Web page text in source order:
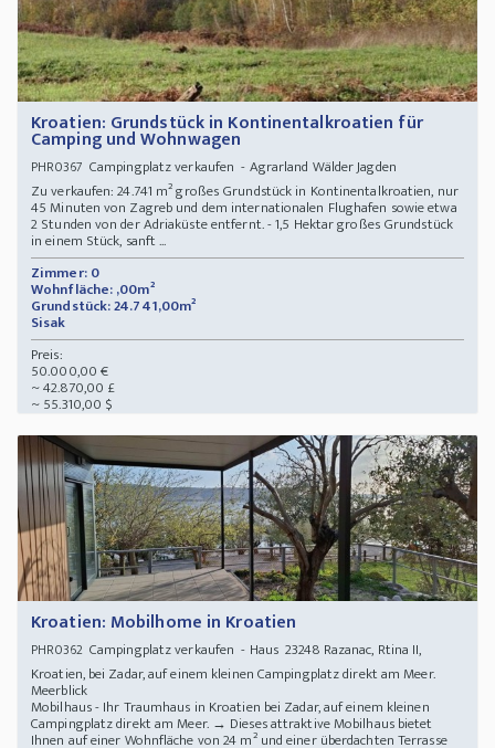
Kroatien: Grundstück in Kontinentalkroatien für
Camping und Wohnwagen
PHR0367 Campingplatz verkaufen - Agrarland Wälder Jagden
Zu verkaufen: 24.741 m² großes Grundstück in Kontinentalkroatien, nur
45 Minuten von Zagreb und dem internationalen Flughafen sowie etwa
2 Stunden von der Adriaküste entfernt. - 1,5 Hektar großes Grundstück
in einem Stück, sanft ...
Zimmer: 0
Wohnfläche: ,00m²
Grundstück: 24.741,00m²
Sisak
Preis:
50.000,00 €
~ 42.870,00 £
~ 55.310,00 $
Kroatien: Mobilhome in Kroatien
PHR0362Campingplatz verkaufen - Haus 23248 Razanac, Rtina II,
Kroatien, bei Zadar, auf einem kleinen Campingplatz direkt am Meer.
Meerblick
Mobilhaus - Ihr Traumhaus in Kroatien bei Zadar, auf einem kleinen
Campingplatz direkt am Meer. → Dieses attraktive Mobilhaus bietet
Ihnen auf einer Wohnfläche von 24 m² und einer überdachten Terrasse